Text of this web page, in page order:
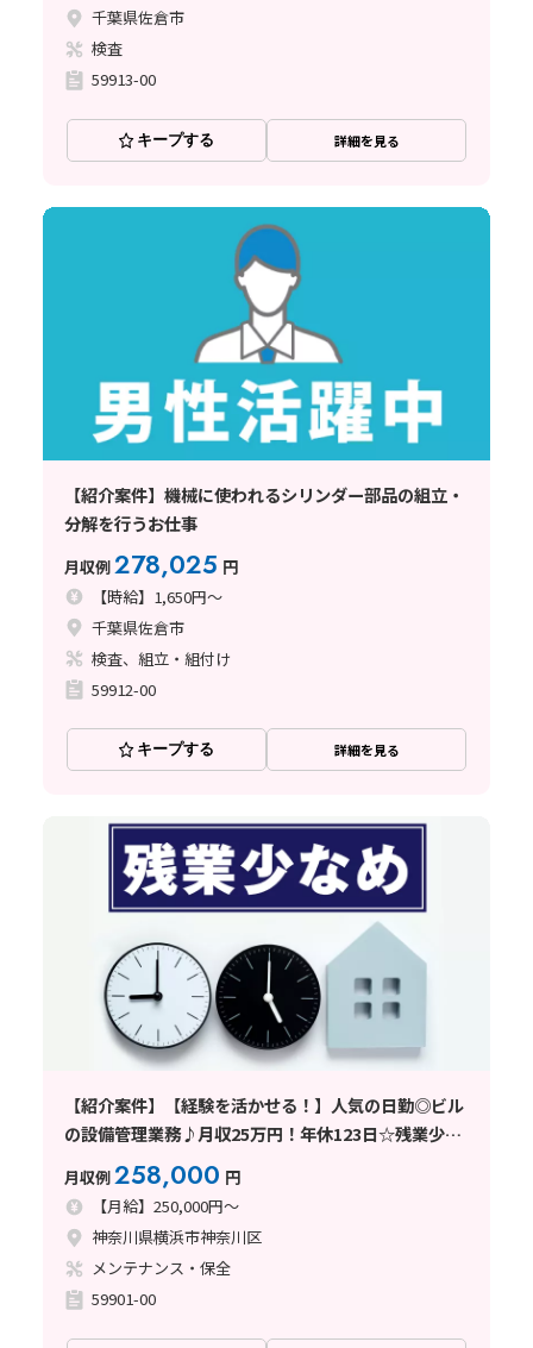
千葉県佐倉市
検査
59913-00
キープする 詳細を見る
【紹介案件】機械に使われるシリンダー部品の組立・
分解を行うお仕事
月収例278,025 円
【時給】1,650円～
千葉県佐倉市
検査、組立・組付け
59912-00
キープする 詳細を見る
【紹介案件】【経験を活かせる！】人気の日勤◎ビル
の設備管理業務♪月収25万円！年休123日☆残業少な
月収例258,000 円
【月給】250,000円～
神奈川県横浜市神奈川区
メンテナンス・保全
59901-00